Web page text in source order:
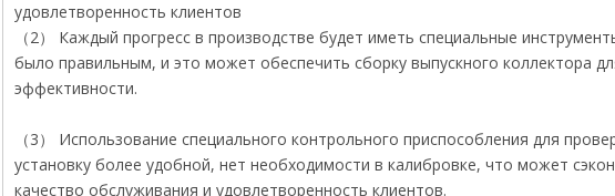
удовлетворенность клиентов
（2） Каждый прогресс в производстве будет иметь специальные
было правильным, и это может обеспечить сборку выпускного коллектора
эффективности.
（3） Использование специального контрольного приспособления для
установку более удобной, нет необходимости в калибровке, что может
качество обслуживания и удовлетворенность клиентов.